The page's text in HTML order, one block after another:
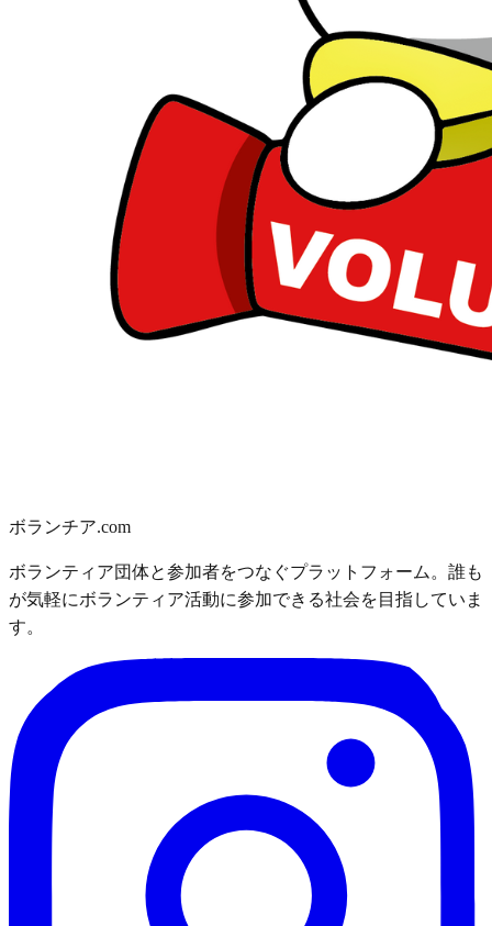
ボランチア.com
ボランティア団体と参加者をつなぐプラットフォーム。誰も
が気軽にボランティア活動に参加できる社会を目指していま
す。